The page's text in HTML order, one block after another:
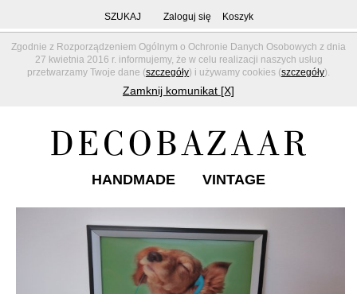
Zgodnie z Rozporządzeniem Ogólnym o Ochronie Danych Osobowych z dnia
27 kwietnia 2016 r. informujemy, że w celu realizacji naszych usług
przetwarzamy Twoje dane (szczegóły) i używamy cookies (szczegóły).
Zamknij komunikat [X]
SZUKAJ Zaloguj się Koszyk
HANDMADE VINTAGE